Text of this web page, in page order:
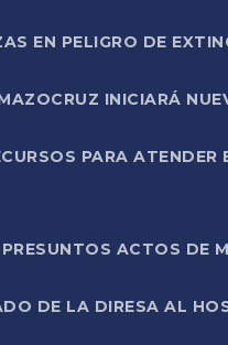
EN PELIGRO DE
INICIARÁ
PARA
PRESUNTOS ACTOS
DE LA DIRESA AL